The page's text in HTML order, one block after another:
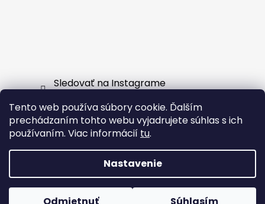
Tento web používa súbory cookie. Ďalším
prechádzaním tohto webu vyjadrujete súhlas s ich
používaním. Viac informácií tu.
Nastavenie
Sledovať na Instagrame
Facebook
Vytvoril Shoptet